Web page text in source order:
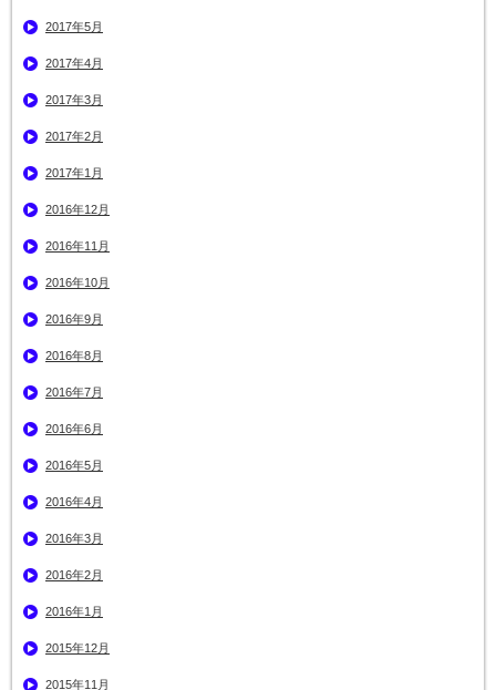
2017年5月
2017年4月
2017年3月
2017年2月
2017年1月
2016年12月
2016年11月
2016年10月
2016年9月
2016年8月
2016年7月
2016年6月
2016年5月
2016年4月
2016年3月
2016年2月
2016年1月
2015年12月
2015年11月